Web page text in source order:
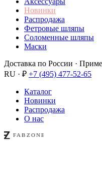
Новинки
Распродажа
Фетровые шляпы
Соломенные шляпы
Маски
Доставка по России ·
RU · ₽ +7 (495) 477-52-65
Каталог
Новинки
Распродажа
О нас